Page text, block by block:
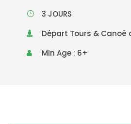
3 JOURS
Départ Tours & Canoë
Min Age : 6+